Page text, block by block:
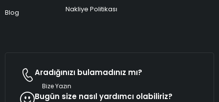
Blog
Nakliye Politikası
Aradığınızı bulamadınız mı?
Bize Yazın
Bugün size nasıl yardımcı olabiliriz?